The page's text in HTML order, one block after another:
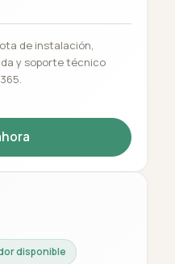
de instalación,
y soporte técnico
disponible